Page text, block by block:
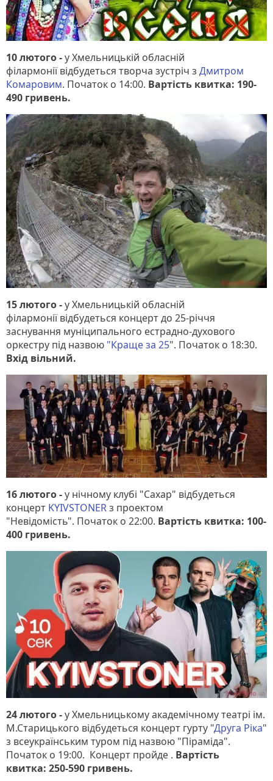
10 лютого -у Хмельницькій обласній
філармонії відбудеться творча зустріч з Дмитром
Комаровим. Початок о 14:00. Вартість квитка: 190-
490 гривень.
15 лютого -у Хмельницькій обласній
філармонії відбудеться концерт до 25-річчя
заснування муніципального естрадно-духового
оркестру під назвою "Краще за 25". Початок о 18:30.
Вхід вільний.
16 лютого -у нічному клубі "Сахар" відбудеться
концерт KYIVSTONERз проектом
"Невідомість". Початок о 22:00. Вартість квитка: 100-
400 гривень.
24 лютого -у Хмельницькому академічному театрі ім.
М.Старицького відбудеться концерт гурту "Друга Ріка"
з всеукраїнським туром під назвою "Піраміда".
Початок о 19:00. Концерт пройде . Вартість
квитка: 250-590 гривень.